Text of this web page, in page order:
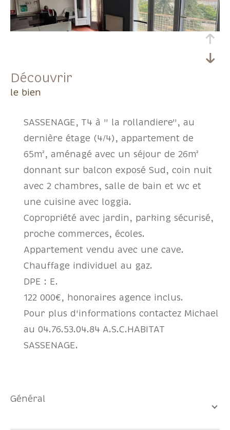
découvrir
le bien
SASSENAGE, T4 à " la rollandiere", au
dernière étage (4/4), appartement de
65m², aménagé avec un séjour de 26m²
donnant sur balcon exposé Sud, coin nuit
avec 2 chambres, salle de bain et wc et
une cuisine avec loggia.
Copropriété avec jardin, parking sécurisé,
proche commerces, écoles.
Appartement vendu avec une cave.
Chauffage individuel au gaz.
DPE : E.
122 000€, honoraires agence inclus.
Pour plus d'informations contactez Michael
au 04.76.53.04.84 A.S.C.HABITAT
SASSENAGE.
général